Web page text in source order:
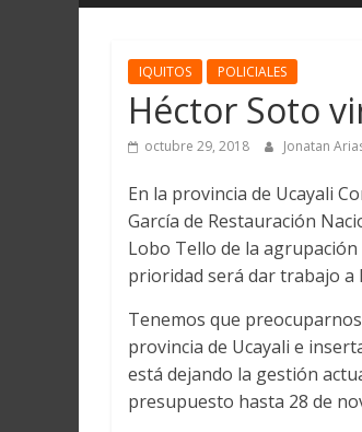
de
Noticias
del
Perú,
Mundo
Ucayali,
San
Martín
IQUITOS POLICIALES
Héctor Soto
octubre 29, 2018 Jonatan
En la provincia de Ucayali
García de Restauración
Lobo Tello de la
prioridad será dar trabajo a
Tenemos que
provincia de Ucayali e
está dejando la gestión
presupuesto hasta 28 de